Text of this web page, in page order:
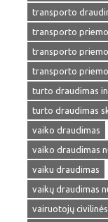
transporto
transporto
transporto
transporto
turto draudimas
turto draudimas
vaiko draudimas
vaiko draudimas
vaiku draudimas
vaikų draudimas
vairuotojų